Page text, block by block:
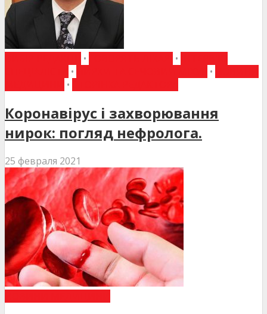
• •
• •
•
Коронавірус і захворювання
нирок: погляд нефролога.
25 февраля 2021